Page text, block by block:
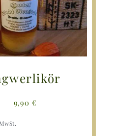
9,90 €